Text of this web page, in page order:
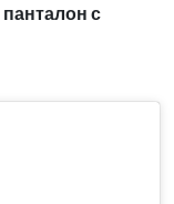
панталон с